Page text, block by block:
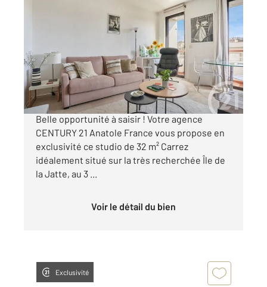
Appartement F1 à vendre
310 000 €
Exclusivité Studio avec balcon Île de la Jatte
Belle opportunité à saisir ! Votre agence
CENTURY 21 Anatole France vous propose en
exclusivité ce studio de 32 m² Carrez
idéalement situé sur la très recherchée Île de
la Jatte, au 3 ...
Voir le détail du bien
Exclusivité